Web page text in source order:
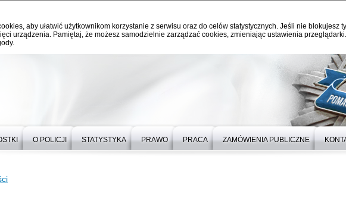
aby ułatwić użytkownikom korzystanie z serwisu oraz do celów statystycznych. Jeśli nie blokujesz
urządzenia. Pamiętaj, że możesz samodzielnie zarządzać cookies, zmieniając ustawienia
O POLICJI STATYSTYKA PRAWO PRACA ZAMÓWIENIA PUBLICZNE